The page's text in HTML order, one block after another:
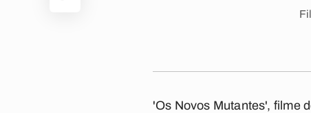
'Os Novos Mutantes', filme